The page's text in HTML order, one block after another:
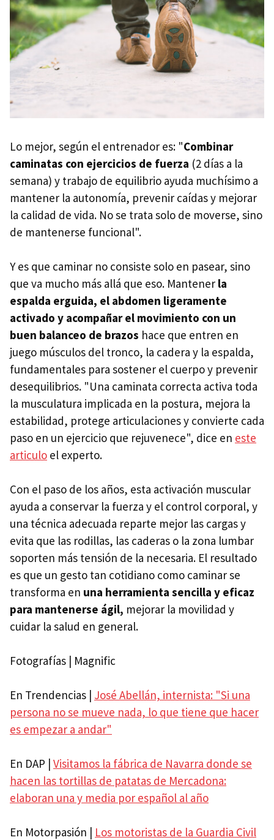
Lo mejor, según el entrenador es: "Combinar
caminatas con ejercicios de fuerza (2 días a la
semana) y trabajo de equilibrio ayuda muchísimo a
mantener la autonomía, prevenir caídas y mejorar
la calidad de vida. No se trata solo de moverse, sino
de mantenerse funcional".
Y es que caminar no consiste solo en pasear, sino
que va mucho más allá que eso. Mantener la
espalda erguida, el abdomen ligeramente
activado y acompañar el movimiento con un
buen balanceo de brazos hace que entren en
juego músculos del tronco, la cadera y la espalda,
fundamentales para sostener el cuerpo y prevenir
desequilibrios. "Una caminata correcta activa toda
la musculatura implicada en la postura, mejora la
estabilidad, protege articulaciones y convierte cada
paso en un ejercicio que rejuvenece", dice en este
articulo el experto.
Con el paso de los años, esta activación muscular
ayuda a conservar la fuerza y el control corporal, y
una técnica adecuada reparte mejor las cargas y
evita que las rodillas, las caderas o la zona lumbar
soporten más tensión de la necesaria. El resultado
es que un gesto tan cotidiano como caminar se
transforma en una herramienta sencilla y eficaz
para mantenerse ágil, mejorar la movilidad y
cuidar la salud en general.
Fotografías | Magnific
En Trendencias | José Abellán, internista: "Si una
persona no se mueve nada, lo que tiene que hacer
es empezar a andar"
En DAP | Visitamos la fábrica de Navarra donde se
hacen las tortillas de patatas de Mercadona:
elaboran una y media por español al año
En Motorpasión | Los motoristas de la Guardia Civil